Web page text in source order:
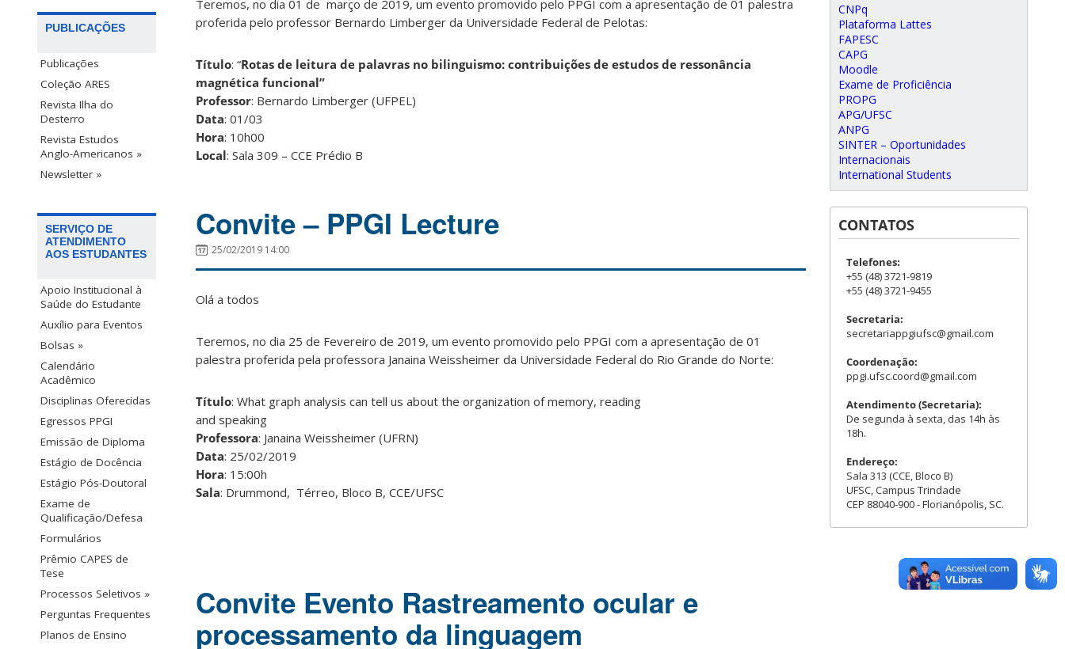
PUBLICAÇÕES
Publicações
Coleção ARES
Revista Ilha do
Desterro
Revista Estudos
Anglo-Americanos »
Newsletter »
SERVIÇO DE
ATENDIMENTO
AOS ESTUDANTES
Apoio Institucional à
Saúde do Estudante
Auxílio para Eventos
Bolsas »
Calendário
Acadêmico
Disciplinas Oferecidas
Egressos PPGI
Emissão de Diploma
Estágio de Docência
Estágio Pós-Doutoral
Exame de
Qualificação/Defesa
Formulários
Prêmio CAPES de
Tese
Processos Seletivos »
Perguntas Frequentes
Planos de Ensino
Teremos, no dia 01 de março de 2019, um evento promovido pelo PPGI com a apresentação de 01 palestra
proferida pelo professor Bernardo Limberger da Universidade Federal de Pelotas:
Título: “Rotas de leitura de palavras no bilinguismo: contribuições de estudos de ressonância
magnética funcional”
Professor: Bernardo Limberger (UFPEL)
Data: 01/03
Hora: 10h00
Local: Sala 309 – CCE Prédio B
Convite – PPGI Lecture
25/02/2019 14:00
Olá a todos
Teremos, no dia 25 de Fevereiro de 2019, um evento promovido pelo PPGI com a apresentação de 01
palestra proferida pela professora Janaina Weissheimer da Universidade Federal do Rio Grande do Norte:
Título: What graph analysis can tell us about the organization of memory, reading
and speaking
Professora: Janaina Weissheimer (UFRN)
Data: 25/02/2019
Hora: 15:00h
Sala: Drummond, Térreo, Bloco B, CCE/UFSC
Convite Evento Rastreamento ocular e
processamento da linguagem
CNPq
Plataforma Lattes
FAPESC
CAPG
Moodle
Exame de Proficiência
PROPG
APG/UFSC
ANPG
SINTER – Oportunidades
Internacionais
International Students
CONTATOS
Telefones:
+55 (48) 3721-9819
+55 (48) 3721-9455
Secretaria:
secretariappgiufsc@gmail.com
Coordenação:
ppgi.ufsc.coord@gmail.com
Atendimento (Secretaria):
De segunda à sexta, das 14h às
18h.
Endereço:
Sala 313 (CCE, Bloco B)
UFSC, Campus Trindade
CEP 88040-900 - Florianópolis, SC.